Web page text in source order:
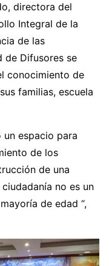
directora del
Integral de la
de las
de Difusores se
conocimiento de
familias, escuela
un espacio para
de los
de una
no es un
de edad “,